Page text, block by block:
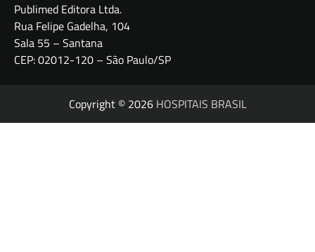
Publimed Editora Ltda.
Rua Felipe Gadelha, 104
Sala 55 – Santana
CEP: 02012-120 – São Paulo/SP
Copyright © 2026 HOSPITAIS BRASIL